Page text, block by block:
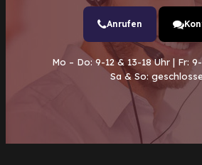
Anrufen
Mo – Do: 9-12 & 13-18 Uhr | Fr:
Sa & So: